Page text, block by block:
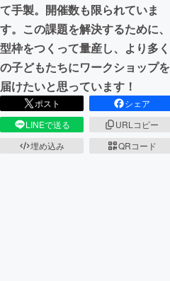
て手製。開催数も限られていま
す。この課題を解決するために、
型枠をつくって量産し、より多く
の子どもたちにワークショップを
届けたいと思っています！
ポスト
シェア
LINEで送る
URLコピー
埋め込み
QRコード